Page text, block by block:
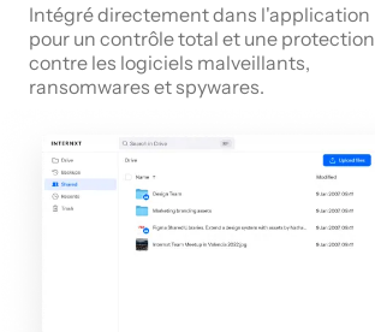
Intégré directement dans l'application
pour un contrôle total et une protection
contre les logiciels malveillants,
ransomwares et spywares.